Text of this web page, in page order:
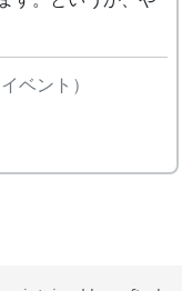
里山のよきイ
ベント）